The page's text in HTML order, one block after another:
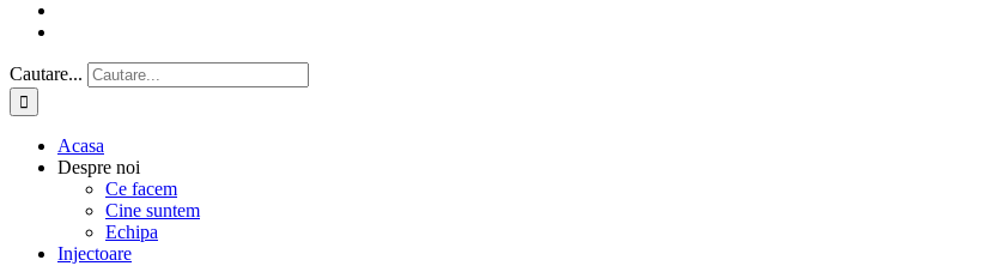
Cautare...
Acasa
Despre noi
Ce facem
Cine suntem
Echipa
Injectoare